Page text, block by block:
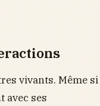
vivants. Même si
avec ses